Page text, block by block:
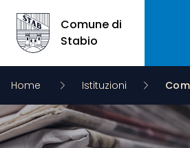
Comune di Stabio
Comune di
Stabio
Home Istituzioni